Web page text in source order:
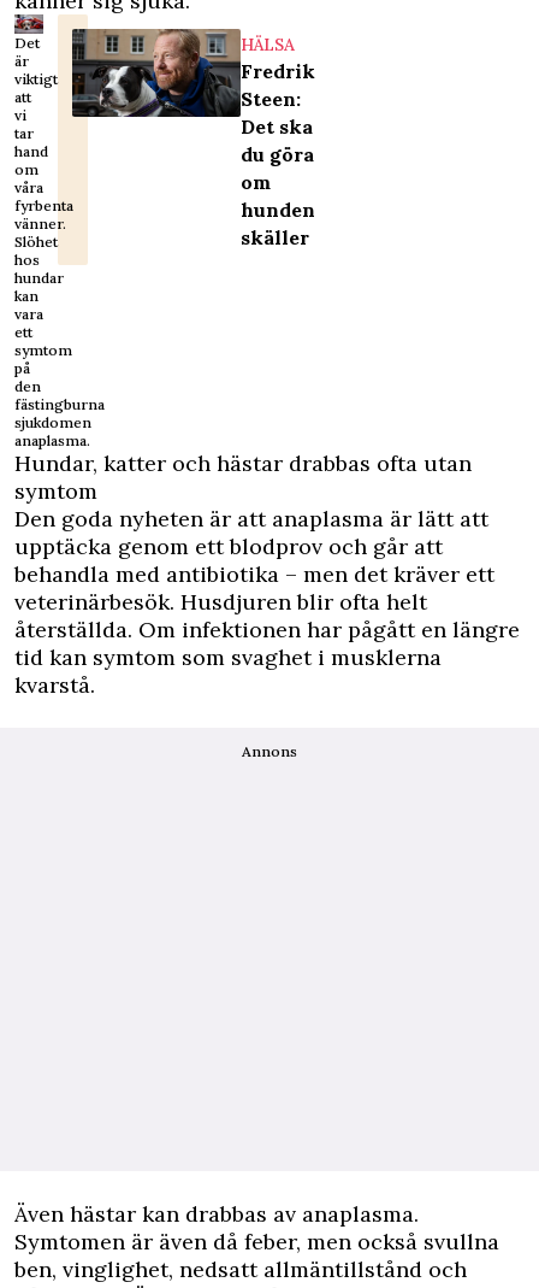
Det
är
viktigt
att
vi
tar
hand
om
våra
fyrbenta
vänner.
Slöhet
hos
hundar
kan
vara
ett
symtom
på
den
fästingburna
sjukdomen
anaplasma.
HÄLSA
Fredrik
Steen:
Det ska
du göra
om
hunden
skäller
Hundar, katter och hästar drabbas ofta utan
symtom
Den goda nyheten är att anaplasma är lätt att
upptäcka genom ett blodprov och går att
behandla med antibiotika – men det kräver ett
veterinärbesök. Husdjuren blir ofta helt
återställda. Om infektionen har pågått en längre
tid kan symtom som svaghet i musklerna
kvarstå.
Annons
Även hästar kan drabbas av anaplasma.
Symtomen är även då feber, men också svullna
ben, vinglighet, nedsatt allmäntillstånd och